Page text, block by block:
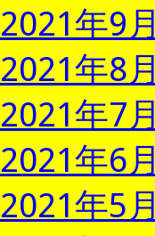
2021年9月
2021年8月
2021年7月
2021年6月
2021年5月